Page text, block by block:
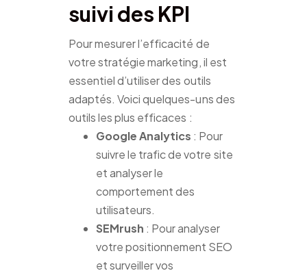
suivi des KPI
Pour mesurer l’efficacité de
votre stratégie marketing, il est
essentiel d’utiliser des outils
adaptés. Voici quelques-uns des
outils les plus efficaces :
Google Analytics : Pour
suivre le trafic de votre site
et analyser le
comportement des
utilisateurs.
SEMrush : Pour analyser
votre positionnement SEO
et surveiller vos